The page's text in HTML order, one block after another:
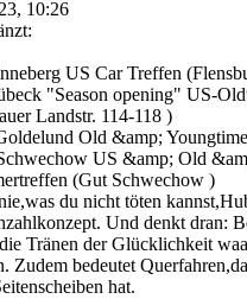
10:26
US Car Treffen
"Season opening" US-
Landstr. 114-118 )
Old &amp;
US &amp; Old
(Gut Schwechow )​
du nicht töten
Und denkt dran:
Tränen der Glücklichkeit
Zudem bedeutet
hat.